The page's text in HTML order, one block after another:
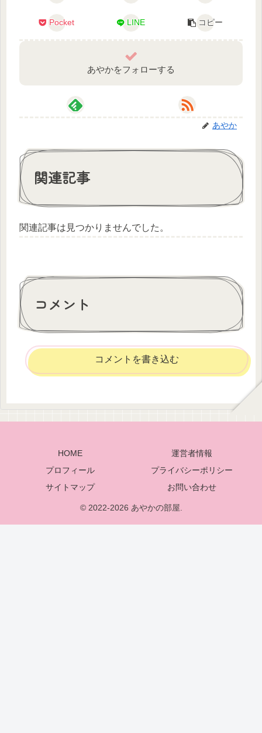
Pocket LINE コピー
あやかをフォローする
あやか
関連記事
関連記事は見つかりませんでした。
コメント
コメントを書き込む
HOME
運営者情報
プロフィール
プライバシーポリシー
サイトマップ
お問い合わせ
© 2022-2026 あやかの部屋.